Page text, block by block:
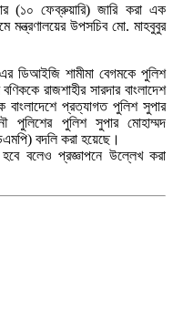
(১০ ফেব্রুয়ারি) জারি করা এক
মন্ত্রণালয়ের উপসচিব মো. মাহবুবুর
ডিআইজি শামীমা বেগমকে পুলিশ
রাজশাহীর সারদার বাংলাদেশ
বাংলাদেশে প্রত্যাগত পুলিশ সুপার
পুলিশ সুপার মোহাম্মদ
বদলি করা হয়েছে।
বলেও প্রজ্ঞাপনে উল্লেখ করা